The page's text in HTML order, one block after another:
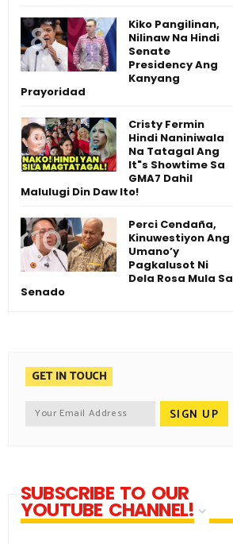
Kiko Pangilinan,
Nilinaw Na Hindi
Senate
Presidency Ang
Kanyang
Prayoridad
Cristy Fermin
Hindi Naniniwala
Na Tatagal Ang
It"s Showtime Sa
GMA7 Dahil
Malulugi Din Daw Ito!
Perci Cendaña,
Kinuwestiyon Ang
Umano’y
Pagkalusot Ni
Dela Rosa Mula Sa
Senado
GET IN TOUCH
SUBSCRIBE TO OUR
YOUTUBE CHANNEL!